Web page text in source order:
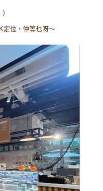
定位，仲等乜呀～